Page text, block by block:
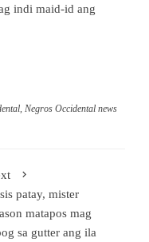
indi maid-id ang
Negros Occidental news
patay, mister
matapos mag
sa gutter ang ila